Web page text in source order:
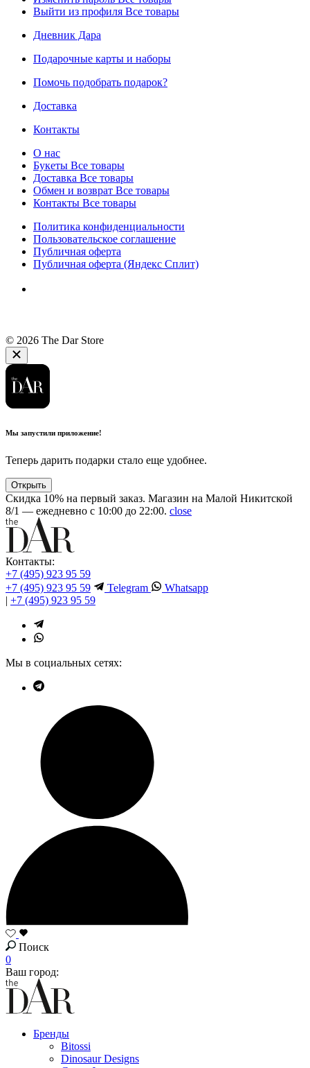
Выйти из профиля Все товары
Дневник Дара
Подарочные карты и наборы
Помочь подобрать подарок?
Доставка
Контакты
О нас
Букеты Все товары
Доставка Все товары
Обмен и возврат Все товары
Контакты Все товары
Политика конфиденциальности
Пользовательское соглашение
Публичная оферта
Публичная оферта (Яндекс Сплит)
© 2026 The Dar Store
Мы запустили приложение!
Теперь дарить подарки стало еще удобнее.
Открыть
Скидка 10% на первый заказ. Магазин на Малой Никитской
8/1 — ежедневно с 10:00 до 22:00. close
Контакты:
+7 (495) 923 95 59
+7 (495) 923 95 59
Telegram
Whatsapp
| +7 (495) 923 95 59
Мы в социальных сетях:
Поиск
0
Ваш город:
Бренды
Bitossi
Dinosaur Designs